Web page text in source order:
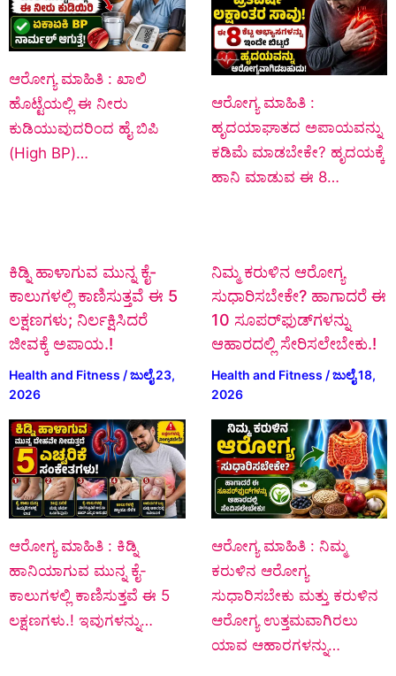
ಆರೋಗ್ಯ ಮಾಹಿತಿ : ಖಾಲಿ
ಹೊಟ್ಟೆಯಲ್ಲಿ ಈ ನೀರು
ಕುಡಿಯುವುದರಿಂದ ಹೈ ಬಿಪಿ
(High BP)…
ಆರೋಗ್ಯ ಮಾಹಿತಿ :
ಹೃದಯಾಘಾತದ ಅಪಾಯವನ್ನು
ಕಡಿಮೆ ಮಾಡಬೇಕೇ? ಹೃದಯಕ್ಕೆ
ಹಾನಿ ಮಾಡುವ ಈ 8…
ಕಿಡ್ನಿ ಹಾಳಾಗುವ ಮುನ್ನ ಕೈ-
ಕಾಲುಗಳಲ್ಲಿ ಕಾಣಿಸುತ್ತವೆ ಈ 5
ಲಕ್ಷಣಗಳು; ನಿರ್ಲಕ್ಷಿಸಿದರೆ
ಜೀವಕ್ಕೆ ಅಪಾಯ.!
Health and Fitness /ಜುಲೈ 23,
2026
ಆರೋಗ್ಯ ಮಾಹಿತಿ : ಕಿಡ್ನಿ
ಹಾನಿಯಾಗುವ ಮುನ್ನ ಕೈ-
ಕಾಲುಗಳಲ್ಲಿ ಕಾಣಿಸುತ್ತವೆ ಈ 5
ಲಕ್ಷಣಗಳು.! ಇವುಗಳನ್ನು…
ನಿಮ್ಮ ಕರುಳಿನ ಆರೋಗ್ಯ
ಸುಧಾರಿಸಬೇಕೇ? ಹಾಗಾದರೆ ಈ
10 ಸೂಪರ್‌ಫುಡ್‌ಗಳನ್ನು
ಆಹಾರದಲ್ಲಿ ಸೇರಿಸಲೇಬೇಕು.!
Health and Fitness /ಜುಲೈ 18,
2026
ಆರೋಗ್ಯ ಮಾಹಿತಿ : ನಿಮ್ಮ
ಕರುಳಿನ ಆರೋಗ್ಯ
ಸುಧಾರಿಸಬೇಕು ಮತ್ತು ಕರುಳಿನ
ಆರೋಗ್ಯ ಉತ್ತಮವಾಗಿರಲು
ಯಾವ ಆಹಾರಗಳನ್ನು…